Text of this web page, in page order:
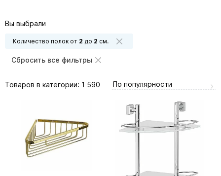
Вы выбрали
Количество полок от 2 до 2 см.
Сбросить все фильтры
Товаров в категории: 1 590 По популярности